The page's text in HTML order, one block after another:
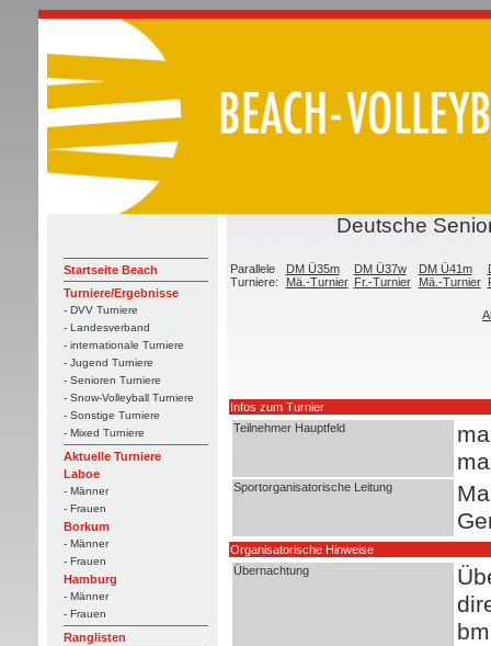
Startseite Beach
Turniere/Ergebnisse
- DVV Turniere
- Landesverband
- internationale Turniere
- Jugend Turniere
- Senioren Turniere
- Snow-Volleyball Turniere
- Sonstige Turniere
- Mixed Turniere
Aktuelle Turniere
Laboe
- Männer
- Frauen
Borkum
- Männer
- Frauen
Hamburg
- Männer
- Frauen
Ranglisten
Deutsche
Parallele
Turniere:
DM Ü35m
Mä.-Turnier
DM Ü37w
Fr.-Turnier
DM Ü41m
Mä.-Turnier
Infos zum Turnier
Teilnehmer Hauptfeld
Sportorganisatorische Leitung
Organisatorische Hinweise
Übernachtung